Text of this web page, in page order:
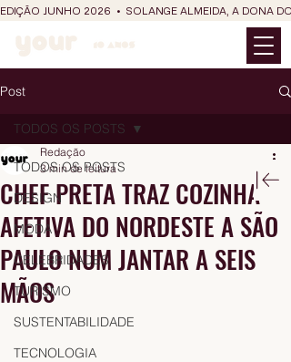
EDIÇÃO JUNHO 2026  •  SOLANGE ALMEIDA, A DONA
Post
TODOS OS POSTS
DESIGN
MODA
CELEBRIDADES
TURISMO
SUSTENTABILIDADE
TECNOLOGIA
TODOS OS POSTS
CHEF PRETA TRAZ COZINHA
AFETIVA DO NORDESTE A SÃO
PAULO NUM JANTAR A SEIS
MÃOS
Redação
3 min de leitura